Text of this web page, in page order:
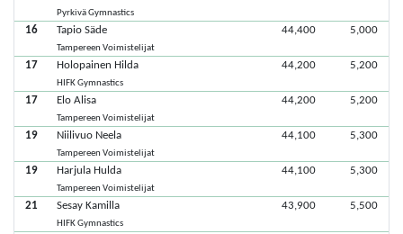
Pyrkivä Gymnastics
16 Tapio Säde
Tampereen Voimistelijat
44,400 5,000
17 Holopainen Hilda
HIFK Gymnastics
44,200 5,200
17 Elo Alisa
Tampereen Voimistelijat
44,200 5,200
19 Niilivuo Neela
Tampereen Voimistelijat
44,100 5,300
19 Harjula Hulda
Tampereen Voimistelijat
44,100 5,300
21 Sesay Kamilla
HIFK Gymnastics
43,900 5,500